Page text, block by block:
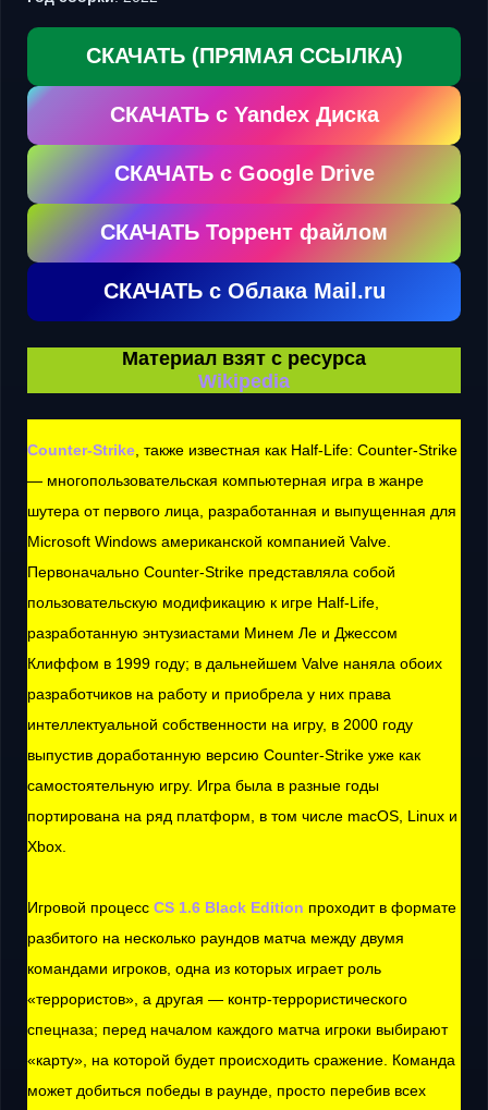
СКАЧАТЬ (ПРЯМАЯ ССЫЛКА)
СКАЧАТЬ с Yandex Диска
СКАЧАТЬ с Google Drive
СКАЧАТЬ Торрент файлом
СКАЧАТЬ с Облака Mail.ru
Материал взят c ресурса
Wikipedia
Counter-Strike , также известная как Half-Life: Counter-Strike
— многопользовательская компьютерная игра в жанре
шутера от первого лица, разработанная и выпущенная для
Microsoft Windows американской компанией Valve.
Первоначально Counter-Strike представляла собой
пользовательскую модификацию к игре Half-Life,
разработанную энтузиастами Минем Ле и Джессом
Клиффом в 1999 году; в дальнейшем Valve наняла обоих
разработчиков на работу и приобрела у них права
интеллектуальной собственности на игру, в 2000 году
выпустив доработанную версию Counter-Strike уже как
самостоятельную игру. Игра была в разные годы
портирована на ряд платформ, в том числе macOS, Linux и
Xbox.
Игровой процесс CS 1.6 Black Edition проходит в формате
разбитого на несколько раундов матча между двумя
командами игроков, одна из которых играет роль
«террористов», а другая — контр-террористического
спецназа; перед началом каждого матча игроки выбирают
«карту», на которой будет происходить сражение. Команда
может добиться победы в раунде, просто перебив всех